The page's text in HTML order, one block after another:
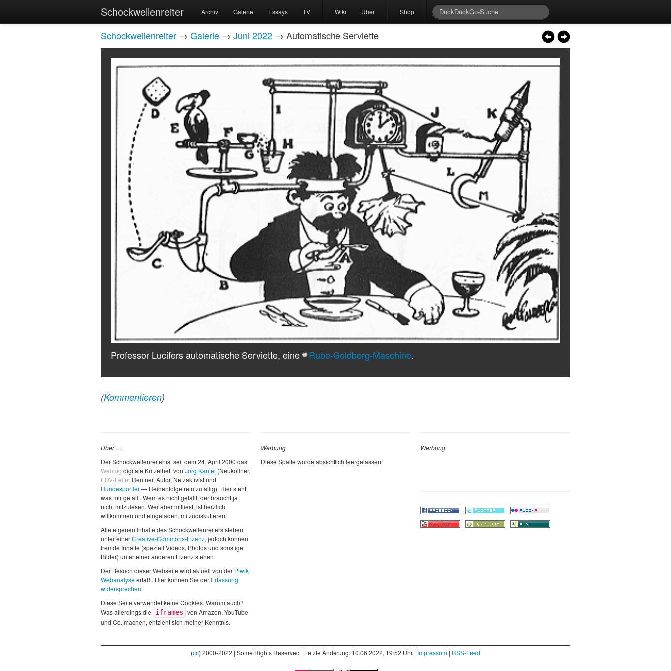
Schockwellenreiter Archiv Galerie Essays TV Wiki Über Shop
Schockwellenreiter → Galerie → Juni 2022 → Automatische Serviette
Professor Lucifers automatische Serviette, eine Rube-Goldberg-Maschine.
(Kommentieren)
Über …
Der Schockwellenreiter ist seit dem 24. April 2000 das
Weblogdigitale Kritzelheft von Jörg Kantel (Neuköllner,
EDV-Leiter Rentner, Autor, Netzaktivist und
Hundesportler— Reihenfolge rein zufällig). Hier steht,
was mir gefällt. Wem es nicht gefällt, der braucht ja
nicht mitzulesen. Wer aber mitliest, ist herzlich
willkommen und eingeladen, mitzudiskutieren!
Alle eigenen Inhalte des Schockwellenreiters stehen
unter einerCreative-Commons-Lizenz, jedoch können
fremde Inhalte (speziell Videos, Photos und sonstige
Bilder) unter einer anderen Lizenz stehen.
Der Besuch dieser Webseite wird aktuell von der Piwik
Webanalyseerfaßt. Hier können Sie der Erfassung
widersprechen.
Diese Seite verwendet keine Cookies. Warum auch?
Was allerdings die
iframes von Amazon, YouTube
und Co. machen, entzieht sich meiner Kenntnis.
Werbung
Diese Spalte wurde absichtlich leergelassen!
Werbung
(cc) 2000-2022 | Some Rights Reserved | Letzte Änderung: 10.06.2022, 19:52 Uhr | Impressum | RSS-Feed